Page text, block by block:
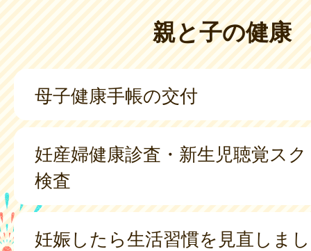
親と子の健康
母子健康手帳の交付
妊産婦健康診査・新生児聴覚ス
検査
妊娠したら生活習慣を見直しま